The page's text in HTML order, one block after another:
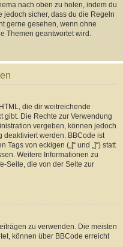
nach oben zu holen, indem du
jedoch sicher, dass du die Regeln
gerne gesehen, wenn ohne
Themen geantwortet wird.
die dir weitreichende
gibt. Die Rechte zur Verwendung
vergeben, können jedoch
deaktiviert werden. BBCode ist
von eckigen („[“ und „]“) statt
Weitere Informationen zu
Seite, die von der Seite zur
zu verwenden. Die meisten
können über BBCode erreicht